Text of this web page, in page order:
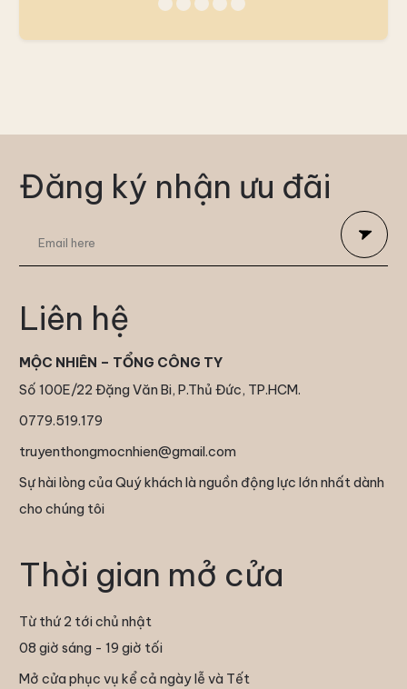
Đăng ký nhận ưu đãi
Liên hệ
MỘC NHIÊN – TỔNG CÔNG TY
Số 100E/22 Đặng Văn Bi, P.Thủ Đức, TP.HCM.
0779.519.179
truyenthongmocnhien@gmail.com
Sự hài lòng của Quý khách là nguồn động lực lớn nhất dành
cho chúng tôi
Thời gian mở cửa
Từ thứ 2 tới chủ nhật
08 giờ sáng - 19 giờ tối
Mở cửa phục vụ kể cả ngày lễ và Tết